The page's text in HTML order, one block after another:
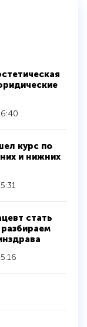
стать
курс по
и нижних